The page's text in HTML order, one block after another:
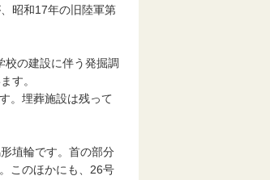
昭和17年の旧陸軍第
の建設に伴う発掘調
す。
。埋葬施設は残って
埴輪です。首の部分
このほかにも、26号